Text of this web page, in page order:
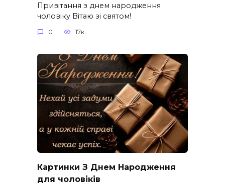
Привітання з днем народження
чоловіку Вітаю зі святом!
0 17к.
Картинки З Днем Народження
для чоловіків​